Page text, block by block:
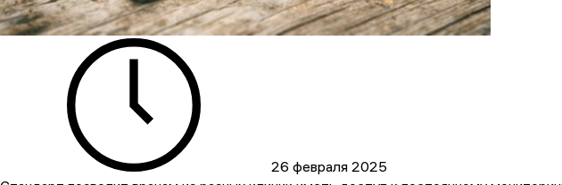
26 февраля 2025